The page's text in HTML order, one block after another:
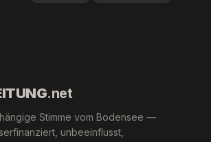
.net
Stimme vom Bodensee —
unbeeinflusst,